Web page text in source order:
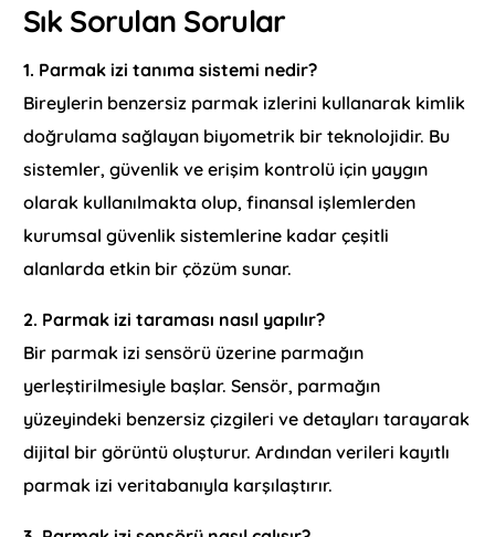
Sık Sorulan Sorular
1. Parmak izi tanıma sistemi nedir?
Bireylerin benzersiz parmak izlerini kullanarak kimlik
doğrulama sağlayan biyometrik bir teknolojidir. Bu
sistemler, güvenlik ve erişim kontrolü için yaygın
olarak kullanılmakta olup, finansal işlemlerden
kurumsal güvenlik sistemlerine kadar çeşitli
alanlarda etkin bir çözüm sunar.
2. Parmak izi taraması nasıl yapılır?
Bir parmak izi sensörü üzerine parmağın
yerleştirilmesiyle başlar. Sensör, parmağın
yüzeyindeki benzersiz çizgileri ve detayları tarayarak
dijital bir görüntü oluşturur. Ardından verileri kayıtlı
parmak izi veritabanıyla karşılaştırır.